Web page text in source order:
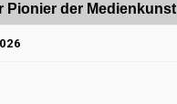
Pionier der Medienkunst